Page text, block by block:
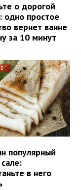
о дорогой
одно простое
вернет ванне
за 10 минут
популярный
в него